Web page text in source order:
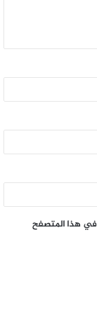
في هذا المتصفح